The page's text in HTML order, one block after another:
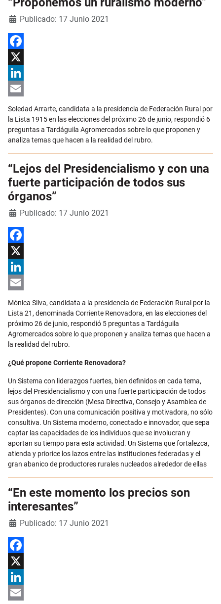
DetallesPublicado: 17 Junio 2021
Facebook
X
LinkedIn
Email
Soledad Arrarte, candidata a la presidencia de Federación Rural por
la Lista 1915 en las elecciones del próximo 26 de junio, respondió 6
preguntas a Tardáguila Agromercados sobre lo que proponen y
analiza temas que hacen a la realidad del rubro.
“Lejos del Presidencialismo y con una
fuerte participación de todos sus
órganos”
DetallesPublicado: 17 Junio 2021
Facebook
X
LinkedIn
Email
Mónica Silva, candidata a la presidencia de Federación Rural por la
Lista 21, denominada Corriente Renovadora, en las elecciones del
próximo 26 de junio, respondió 5 preguntas a Tardáguila
Agromercados sobre lo que proponen y analiza temas que hacen a
la realidad del rubro.
¿Qué propone Corriente Renovadora?
Un Sistema con liderazgos fuertes, bien definidos en cada tema,
lejos del Presidencialismo y con una fuerte participación de todos
sus órganos de dirección (Mesa Directiva, Consejo y Asamblea de
Presidentes). Con una comunicación positiva y motivadora, no sólo
consultiva. Un Sistema moderno, conectado e innovador, que sepa
captar las capacidades de los individuos que se involucran y
aportan su tiempo para esta actividad. Un Sistema que fortalezca,
atienda y priorice los lazos entre las instituciones federadas y el
gran abanico de productores rurales nucleados alrededor de ellas
“En este momento los precios son
interesantes”
DetallesPublicado: 17 Junio 2021
Facebook
X
LinkedIn